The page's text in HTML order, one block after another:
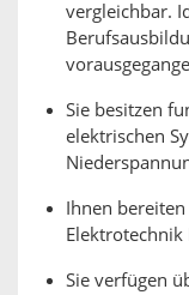
vergleichbar.
Sie besitzen
elektrischen
Ihnen
Elektrotechnik
Sie verfügen